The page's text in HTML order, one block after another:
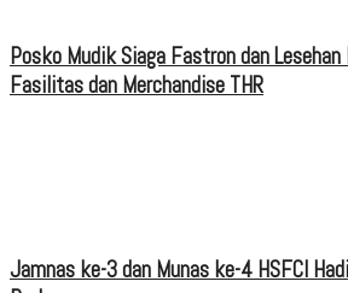
Posko Mudik Siaga Fastron dan Lesehan
Fasilitas dan Merchandise THR
Jamnas ke-3 dan Munas ke-4 HSFCI